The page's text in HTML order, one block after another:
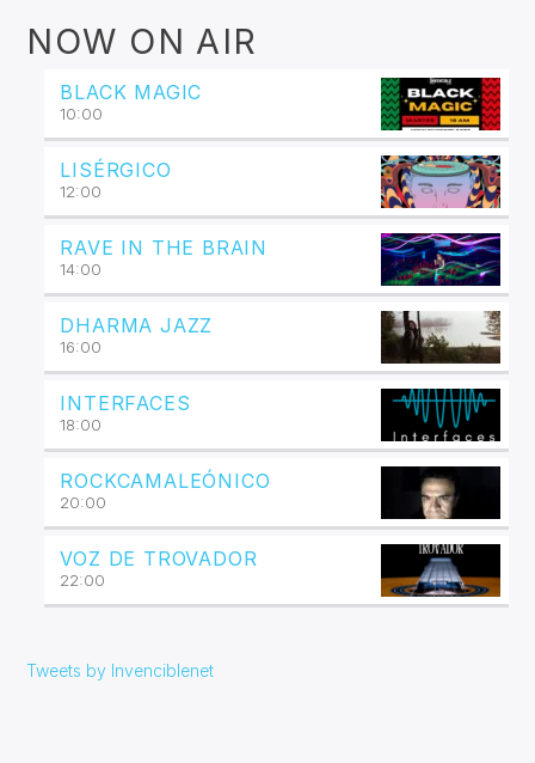
NOW ON AIR
BLACK MAGIC
10:00
LISÉRGICO
12:00
RAVE IN THE BRAIN
14:00
DHARMA JAZZ
16:00
INTERFACES
18:00
ROCKCAMALEÓNICO
20:00
VOZ DE TROVADOR
22:00
Tweets by Invenciblenet